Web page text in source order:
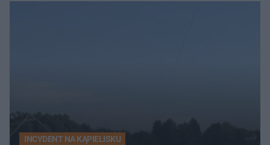
INCYDENT NA KĄPIELISKU